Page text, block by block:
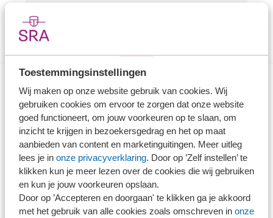
Toestemmingsinstellingen
Wij maken op onze website gebruik van cookies. Wij
gebruiken cookies om ervoor te zorgen dat onze website
goed functioneert, om jouw voorkeuren op te slaan, om
inzicht te krijgen in bezoekersgedrag en het op maat
aanbieden van content en marketinguitingen. Meer uitleg
lees je in onze privacyverklaring. Door op ’Zelf instellen’ te
klikken kun je meer lezen over de cookies die wij gebruiken
en kun je jouw voorkeuren opslaan.
Door op ’Accepteren en doorgaan' te klikken ga je akkoord
met het gebruik van alle cookies zoals omschreven in onze
Direct naar
Stel je vaktechnische vraag
Branche in Zicht
Dossiers
Kantoorvinder
Nieuwsbank